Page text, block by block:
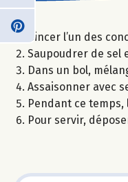
Rincer l’un des
Saupoudrer de sel
Dans un bol,
Assaisonner avec
Pendant ce
Pour servir,